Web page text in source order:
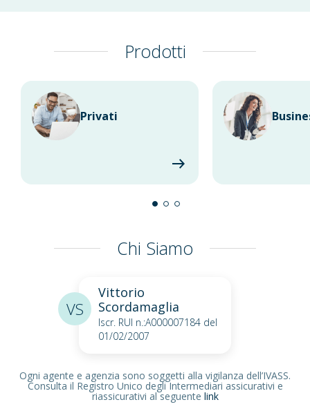
Prodotti
Privati
Chi Siamo
Vittorio
Scordamaglia
Iscr. RUI n.:A000007184 del
01/02/2007
VS
Ogni agente e agenzia sono soggetti alla vigilanza dell’IVASS.
Consulta il Registro Unico degli Intermediari assicurativi e
riassicurativi al seguente link